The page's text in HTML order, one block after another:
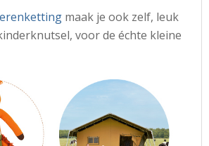
maak je ook zelf, leuk
voor de échte kleine